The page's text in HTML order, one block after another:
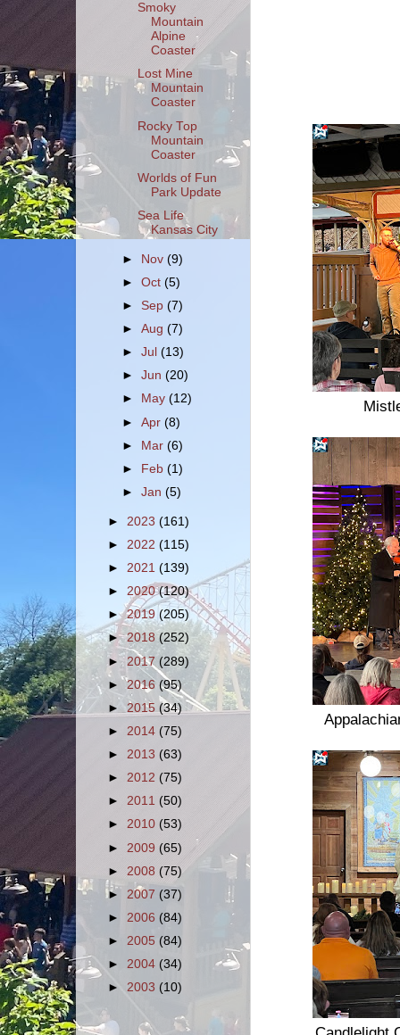
Smoky
Mountain
Alpine
Coaster
Lost Mine
Mountain
Coaster
Rocky Top
Mountain
Coaster
Worlds of Fun
Park Update
Sea Life
Kansas City
► Nov(9)
►Oct(5)
►Sep(7)
►Aug(7)
►Jul(13)
►Jun(20)
►
May(12)
►Apr(8)
► Mar(6)
►
Feb(1)
►Jan(5)
► 2023 (161)
► 2022 (115)
► 2021 (139)
► 2020(120)
►2019 (205)
►2018(252)
► 2017 (289)
►2016 (95)
►2015 (34)
► 2014 (75)
► 2013 (63)
► 2012 (75)
► 2011 (50)
► 2010 (53)
► 2009 (65)
► 2008 (75)
► 2007 (37)
► 2006 (84)
► 2005 (84)
► 2004 (34)
► 2003 (10)